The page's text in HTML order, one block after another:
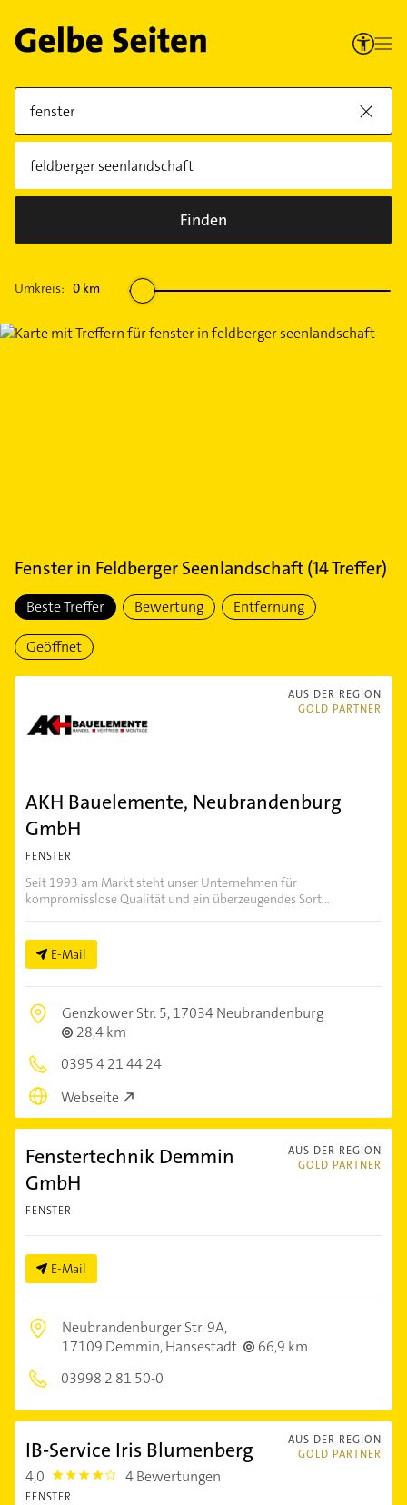
Finden
Umkreis: 0 km
Fensterin Feldberger Seenlandschaft(14Treffer)
Beste Treffer Bewertung Entfernung
Geöffnet
AUS DER REGION
GOLD PARTNER
AKH Bauelemente, Neubrandenburg
GmbH
FENSTER
Seit 1993 am Markt steht unser Unternehmen für
kompromisslose Qualität und ein überzeugendes Sort...
E-Mail
Genzkower Str. 5,17034 Neubrandenburg
28,4 km
0395 4 21 44 24
Webseite
AUS DER REGION
GOLD PARTNER
Fenstertechnik Demmin
GmbH
FENSTER
E-Mail
Neubrandenburger Str. 9A,
17109 Demmin, Hansestadt
66,9 km
03998 2 81 50-0
AUS DER REGION
GOLD PARTNER
IB-Service Iris Blumenberg
4,0 4.0 4 Bewertungen
FENSTER